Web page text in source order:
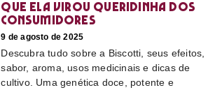
que ela virou queridinha dos
consumidores
9 de agosto de 2025
Descubra tudo sobre a Biscotti, seus efeitos,
sabor, aroma, usos medicinais e dicas de
cultivo. Uma genética doce, potente e